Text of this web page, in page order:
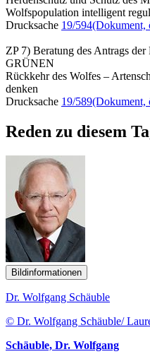
Wolfspopulation intelligent
Drucksache 19/594(Dokument,
ZP 7) Beratung des Antrags
GRÜNEN
Rückkehr des Wolfes –
denken
Drucksache 19/589(Dokument,
Reden zu diesem
Bildinformationen
Dr. Wolfgang Schäuble
© Dr. Wolfgang Schäuble/
Schäuble, Dr. Wolfgang